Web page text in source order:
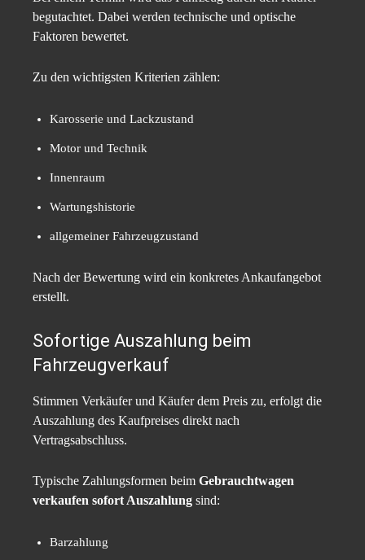
begutachtet. Dabei werden technische und optische
Faktoren bewertet.
Zu den wichtigsten Kriterien zählen:
Karosserie und Lackzustand
Motor und Technik
Innenraum
Wartungshistorie
allgemeiner Fahrzeugzustand
Nach der Bewertung wird ein konkretes Ankaufangebot
erstellt.
Sofortige Auszahlung beim
Fahrzeugverkauf
Stimmen Verkäufer und Käufer dem Preis zu, erfolgt die
Auszahlung des Kaufpreises direkt nach
Vertragsabschluss.
Typische Zahlungsformen beim Gebrauchtwagen
verkaufen sofort Auszahlung sind:
Barzahlung